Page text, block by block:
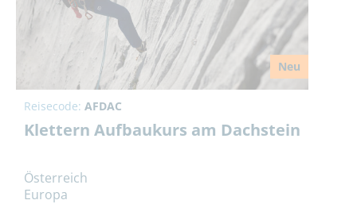
Neu
Reisecode: AFDAC
Klettern Aufbaukurs am Dachstein
Österreich
Europa